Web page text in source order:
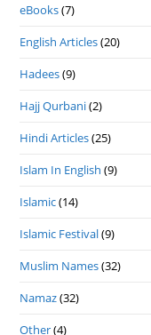
eBooks(7)
English Articles(20)
Hadees(9)
Hajj Qurbani(2)
Hindi Articles(25)
Islam In English (9)
Islamic(14)
Islamic Festival(9)
Muslim Names(32)
Namaz(32)
Other(4)